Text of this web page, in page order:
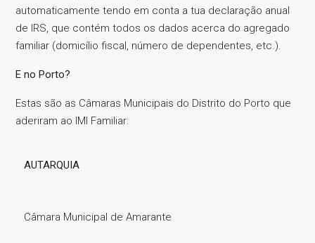
automaticamente tendo em conta a tua declaração anual
de IRS, que contém todos os dados acerca do agregado
familiar (domicílio fiscal, número de dependentes, etc.).
E no Porto?
Estas são as Câmaras Municipais do Distrito do Porto que
aderiram ao IMI Familiar:
AUTARQUIA
Câmara Municipal de Amarante